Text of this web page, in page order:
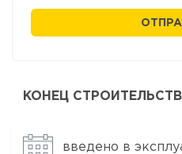
КОНЕЦ
введено в